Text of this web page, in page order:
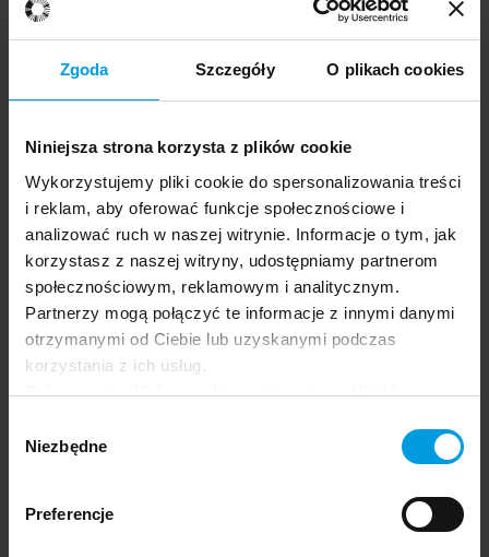
Zgoda Szczegóły O plikach cookies
Niniejsza strona korzysta z plików cookie
Wykorzystujemy pliki cookie do spersonalizowania treści
i reklam, aby oferować funkcje społecznościowe i
analizować ruch w naszej witrynie. Informacje o tym, jak
korzystasz z naszej witryny, udostępniamy partnerom
społecznościowym, reklamowym i analitycznym.
Partnerzy mogą połączyć te informacje z innymi danymi
otrzymanymi od Ciebie lub uzyskanymi podczas
korzystania z ich usług.
Odrzucenie plików cookie może uniemożliwić
oferowanych na naszej stronie, w tym m.in. z
zgody
Niezbędne
Preferencje
13:35 - 14:35
23.06.2026
Grupa docelowa:
General Educators
Psychologists
Students
Dowiedz się więcej
Loneliness and its monetization
Festival app.